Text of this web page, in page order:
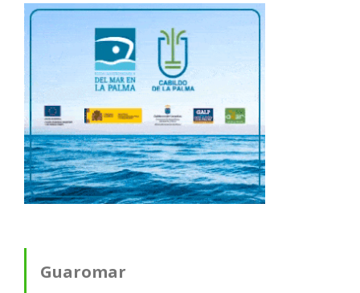
Guaromar